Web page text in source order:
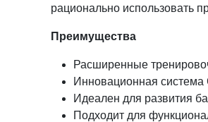
рационально использовать
Преимущества
Расширенные
Инновационная система
Идеален для развития
Подходит для